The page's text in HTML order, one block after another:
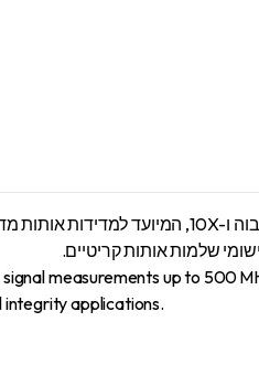
שלמות אותות קריטיים.
measurements up to 500
integrity applications.